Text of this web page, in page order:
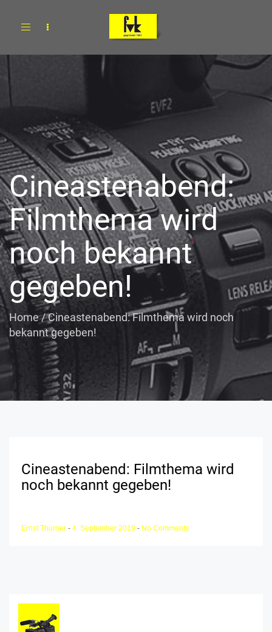
Toggle
Cineastenabend:
Filmthema wird
noch bekannt
gegeben!
Home/Cineastenabend: Filmthema wird noch
bekannt gegeben!
Cineastenabend: Filmthema wird
noch bekannt gegeben!
Ernst Thurner - 4. September 2019 - No Comments